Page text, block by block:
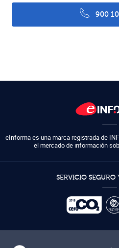
900
eInforma es una marca registrada de
el mercado de información
SERVICIO